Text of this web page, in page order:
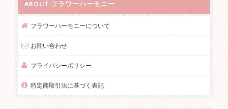
ABOUT フラワーハーモニー
フラワーハーモニーについて
お問い合わせ
プライバシーポリシー
特定商取引法に基づく表記